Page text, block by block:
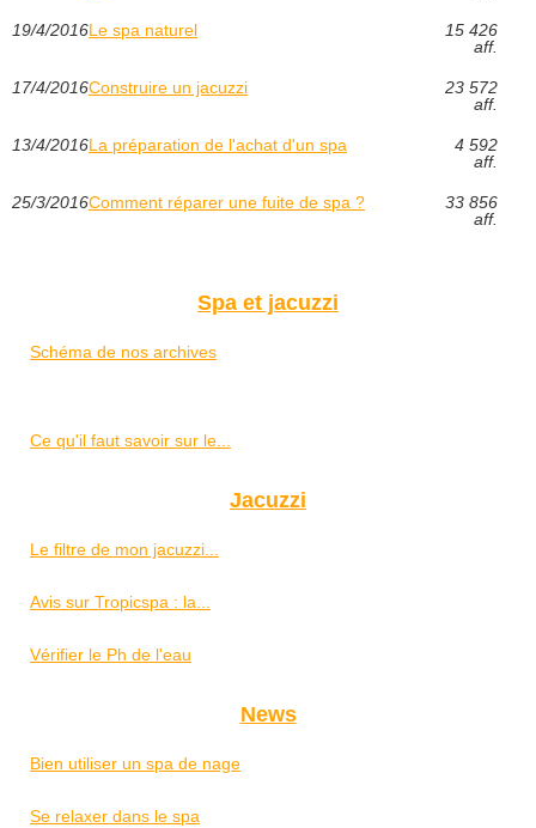
19/4/2016Le spa naturel
15 426
aff.
17/4/2016Construire un jacuzzi
23 572
aff.
13/4/2016La préparation de l'achat d'un spa
4 592
aff.
25/3/2016Comment réparer une fuite de spa ?
33 856
aff.
Spa et jacuzzi
Schéma de nos archives
Ce qu'il faut savoir sur le...
Jacuzzi
Le filtre de mon jacuzzi...
Avis sur Tropicspa : la...
Vérifier le Ph de l'eau
News
Bien utiliser un spa de nage
Se relaxer dans le spa